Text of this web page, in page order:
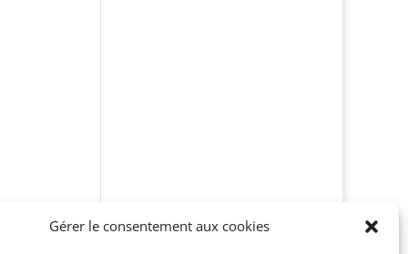
Gérer le consentement aux cookies